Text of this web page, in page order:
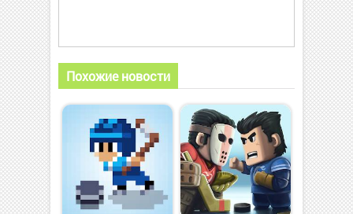
Похожие новости